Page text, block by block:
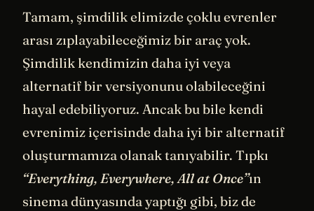
Tamam, şimdilik elimizde çoklu evrenler
arası zıplayabileceğimiz bir araç yok.
Şimdilik kendimizin daha iyi veya
alternatif bir versiyonunu olabileceğini
hayal edebiliyoruz. Ancak bu bile kendi
evrenimiz içerisinde daha iyi bir alternatif
oluşturmamıza olanak tanıyabilir. Tıpkı
“Everything, Everywhere, All at Once”ın
sinema dünyasında yaptığı gibi, biz de